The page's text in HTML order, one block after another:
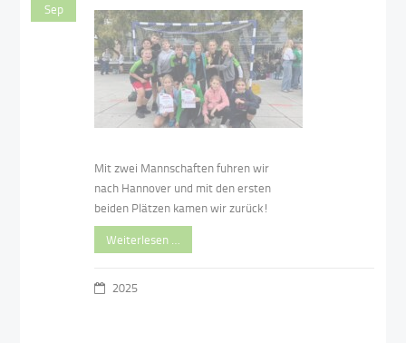
Sep
Mit zwei Mannschaften fuhren wir
nach Hannover und mit den ersten
beiden Plätzen kamen wir zurück!
Weiterlesen …
2025